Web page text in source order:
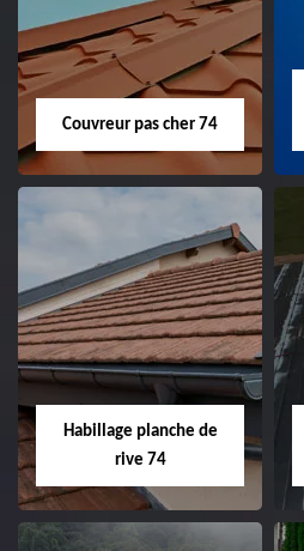
Couvreur pas cher 74
Habillage planche de
rive 74